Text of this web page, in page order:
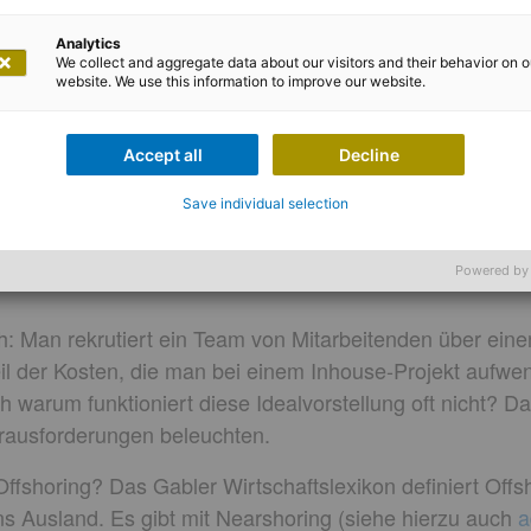
Dr. Jochen Benini und Valerie Thülig
so fern - wie gute
Man rekrutiert ein Team von Mitarbeitenden über
der Kosten, die man bei einem Inhouse-Projekt
warum funktioniert diese Idealvorstellung oft nicht?
beleuchten.
Das Gabler Wirtschaftslexikon definiert
Ausland. Es gibt mit Nearshoring (siehe hierzu auch
Analytics
We collect and aggregate data about our visitors and their behavior on
website. We use this information to improve our website.
Accept all Decline
Save individual selection
Powered by